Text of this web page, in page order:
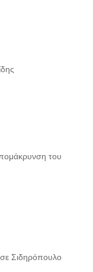
του
Σιδηρόπουλο